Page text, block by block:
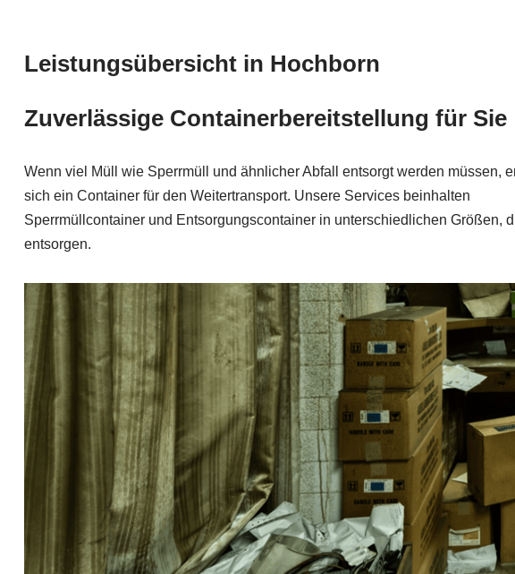
Leistungsübersicht in Hochborn
Zuverlässige Containerbereitstellung für Sie
Wenn viel Müll wie Sperrmüll und ähnlicher Abfall entsorgt werden müssen,
sich ein Container für den Weitertransport. Unsere Services beinhalten
Sperrmüllcontainer und Entsorgungscontainer in unterschiedlichen Größen,
entsorgen.